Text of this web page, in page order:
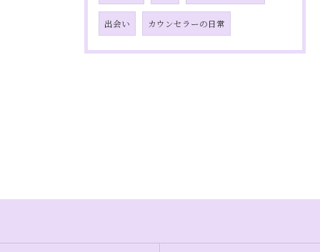
出会い カウンセラーの日常